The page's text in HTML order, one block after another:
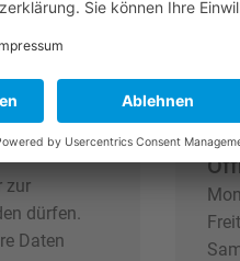
zur
dürfen.
Daten